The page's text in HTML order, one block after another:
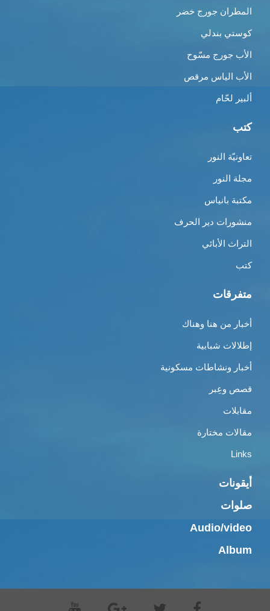
المطران جورج خضر
كوستي بندلي
الأب جورج مسّوح
الأب الياس مرقص
ألبير لحّام
كتب
تعاونيّة النور
مجلة النور
مكتبة بانياس
منشورات دير الحرف
التراث الأبائي
كتب
متفرقات
أخبار من هنا وهناك
إطلالات شبابية
أخبار ونشاطات مسكونية
قصص وعِبر
مقابلات
مقالات مختارة
Links
أيقونات
صلوات
Audio/video
Album